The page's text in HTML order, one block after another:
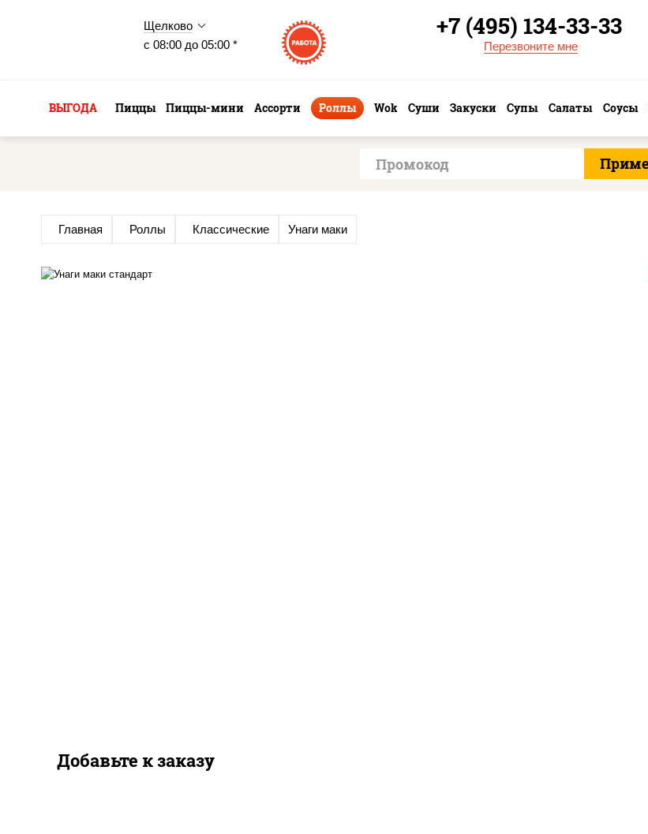
Щелково
с 08:00 до 05:00 *
+7 (495) 134-33-33
Перезвоните мне
ВЫГОДА Пиццы Пиццы-мини Ассорти Роллы Wok Суши Закуски Супы Салаты Соусы
Главная Роллы Классические Унаги маки
Добавьте к заказу